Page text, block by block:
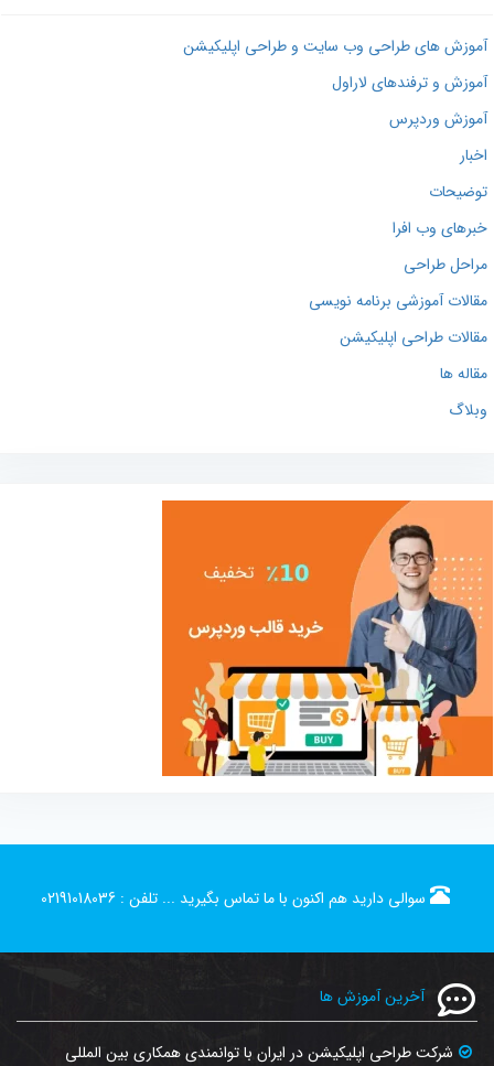
های طراحی وب سایت و طراحی اپلیکیشن
و ترفندهای لاراول
وردپرس
وب افرا
طراحی
آموزشی برنامه نویسی
طراحی اپلیکیشن
ها
سوالی دارید هم اکنون با ما تماس بگیرید ... تلفن :02191018036
آخرین آموزش ها
شرکت طراحی اپلیکیشن در ایران با توانمندی همکاری بین المللی